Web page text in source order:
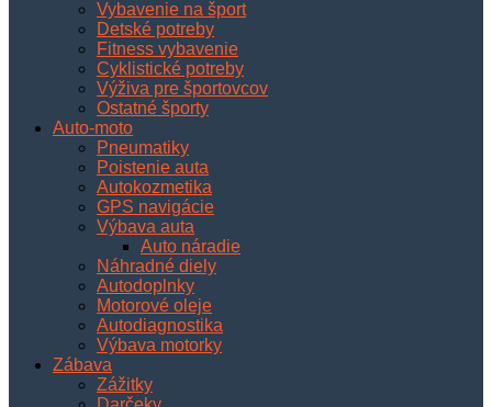
Vybavenie na šport
Detské potreby
Fitness vybavenie
Cyklistické potreby
Výživa pre športovcov
Ostatné športy
Auto-moto
Pneumatiky
Poistenie auta
Autokozmetika
GPS navigácie
Výbava auta
Auto náradie
Náhradné diely
Autodoplnky
Motorové oleje
Autodiagnostika
Výbava motorky
Zábava
Zážitky